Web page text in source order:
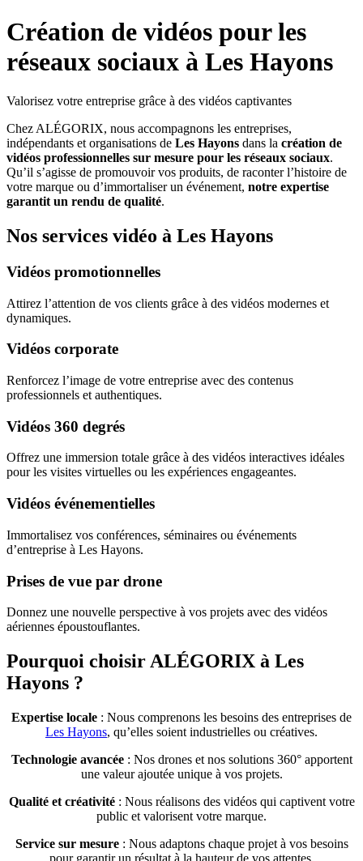
Création de vidéos pour les
réseaux sociaux à Les Hayons
Valorisez votre entreprise grâce à des vidéos captivantes
Chez ALÉGORIX, nous accompagnons les entreprises,
indépendants et organisations de Les Hayons dans la création de
vidéos professionnelles sur mesure pour les réseaux sociaux.
Qu’il s’agisse de promouvoir vos produits, de raconter l’histoire de
votre marque ou d’immortaliser un événement, notre expertise
garantit un rendu de qualité.
Nos services vidéo à Les Hayons
Vidéos promotionnelles
Attirez l’attention de vos clients grâce à des vidéos modernes et
dynamiques.
Vidéos corporate
Renforcez l’image de votre entreprise avec des contenus
professionnels et authentiques.
Vidéos 360 degrés
Offrez une immersion totale grâce à des vidéos interactives idéales
pour les visites virtuelles ou les expériences engageantes.
Vidéos événementielles
Immortalisez vos conférences, séminaires ou événements
d’entreprise à Les Hayons.
Prises de vue par drone
Donnez une nouvelle perspective à vos projets avec des vidéos
aériennes époustouflantes.
Pourquoi choisir ALÉGORIX à Les
Hayons ?
Expertise locale : Nous comprenons les besoins des entreprises de
Les Hayons, qu’elles soient industrielles ou créatives.
Technologie avancée: Nos drones et nos solutions 360° apportent
une valeur ajoutée unique à vos projets.
Qualité et créativité: Nous réalisons des vidéos qui captivent votre
public et valorisent votre marque.
Service sur mesure: Nous adaptons chaque projet à vos besoins